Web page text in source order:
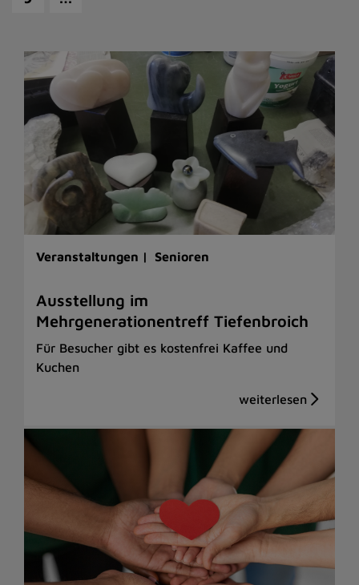
Veranstaltungen | Senioren
Ausstellung im
Mehrgenerationentreff Tiefenbroich
Für Besucher gibt es kostenfrei Kaffee und
Kuchen